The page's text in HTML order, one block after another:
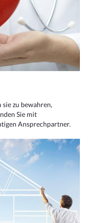
zu bewahren,
Sie mit
Ansprechpartner.